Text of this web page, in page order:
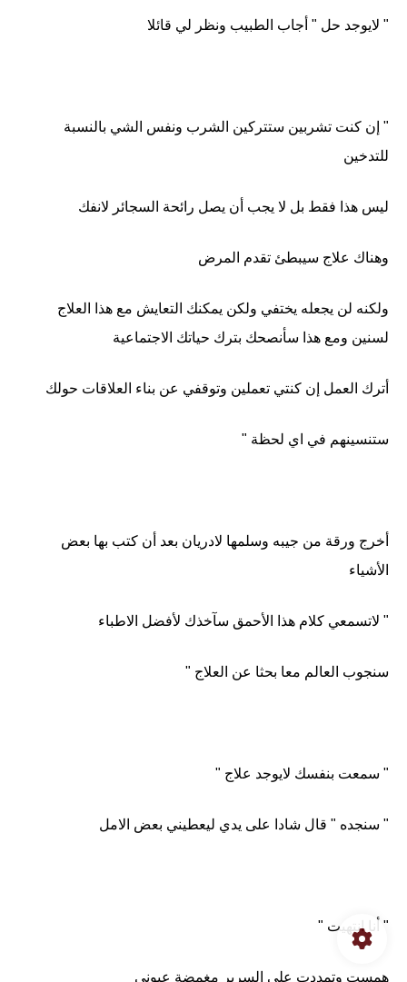
" لايوجد حل " أجاب الطبيب ونظر لي قائلا
" إن كنت تشربين ستتركين الشرب ونفس الشي بالنسبة
للتدخين
ليس هذا فقط بل لا يجب أن يصل رائحة السجائر لانفك
وهناك علاج سيبطئ تقدم المرض
ولكنه لن يجعله يختفي ولكن يمكنك التعايش مع هذا العلاج
لسنين ومع هذا سأنصحك بترك حياتك الاجتماعية
أترك العمل إن كنتي تعملين وتوقفي عن بناء العلاقات حولك
ستنسينهم في اي لحظة "
أخرج ورقة من جيبه وسلمها لادريان بعد أن كتب بها بعض
الأشياء
" لاتسمعي كلام هذا الأحمق سآخذك لأفضل الاطباء
سنجوب العالم معا بحثا عن العلاج "
" سمعت بنفسك لايوجد علاج "
" سنجده " قال شادا على يدي ليعطيني بعض الامل
" أنا انتهيت "
همست وتمددت على السرير مغمضة عيوني